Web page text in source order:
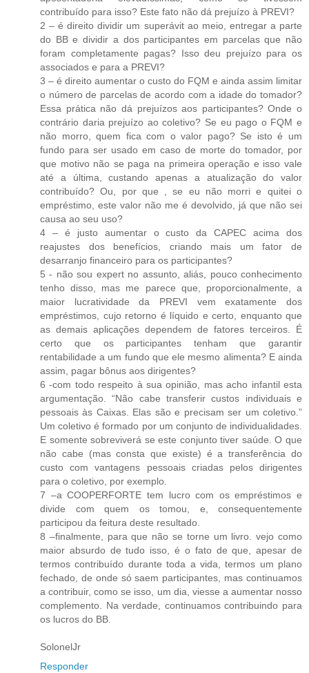
contribuído para isso? Este fato não dá prejuízo à PREVI?
2 – é direito dividir um superávit ao meio, entregar a parte
do BB e dividir a dos participantes em parcelas que não
foram completamente pagas? Isso deu prejuízo para os
associados e para a PREVI?
3 – é direito aumentar o custo do FQM e ainda assim limitar
o número de parcelas de acordo com a idade do tomador?
Essa prática não dá prejuízos aos participantes? Onde o
contrário daria prejuízo ao coletivo? Se eu pago o FQM e
não morro, quem fica com o valor pago? Se isto é um
fundo para ser usado em caso de morte do tomador, por
que motivo não se paga na primeira operação e isso vale
até a última, custando apenas a atualização do valor
contribuído? Ou, por que , se eu não morri e quitei o
empréstimo, este valor não me é devolvido, já que não sei
causa ao seu uso?
4 – é justo aumentar o custo da CAPEC acima dos
reajustes dos benefícios, criando mais um fator de
desarranjo financeiro para os participantes?
5 - não sou expert no assunto, aliás, pouco conhecimento
tenho disso, mas me parece que, proporcionalmente, a
maior lucratividade da PREVI vem exatamente dos
empréstimos, cujo retorno é líquido e certo, enquanto que
as demais aplicações dependem de fatores terceiros. É
certo que os participantes tenham que garantir
rentabilidade a um fundo que ele mesmo alimenta? E ainda
assim, pagar bônus aos dirigentes?
6 -com todo respeito à sua opinião, mas acho infantil esta
argumentação. “Não cabe transferir custos individuais e
pessoais às Caixas. Elas são e precisam ser um coletivo.”
Um coletivo é formado por um conjunto de individualidades.
E somente sobreviverá se este conjunto tiver saúde. O que
não cabe (mas consta que existe) é a transferência do
custo com vantagens pessoais criadas pelos dirigentes
para o coletivo, por exemplo.
7 –a COOPERFORTE tem lucro com os empréstimos e
divide com quem os tomou, e, consequentemente
participou da feitura deste resultado.
8 –finalmente, para que não se torne um livro. vejo como
maior absurdo de tudo isso, é o fato de que, apesar de
termos contribuído durante toda a vida, termos um plano
fechado, de onde só saem participantes, mas continuamos
a contribuir, como se isso, um dia, viesse a aumentar nosso
complemento. Na verdade, continuamos contribuindo para
os lucros do BB.
SolonelJr
Responder